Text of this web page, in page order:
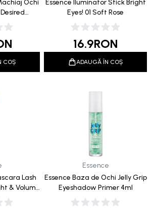
Ochi
COȘ
Essence Iluminator Stick Bright
Eyes! 01 Soft Rose
16.9RON
ADAUGĂ ÎN COȘ
Lash
& Volume
Essence
Essence Baza de Ochi Jelly Grip
Eyeshadow Primer 4ml